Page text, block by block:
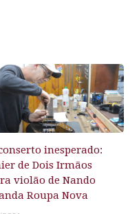
inesperado:
de Dois Irmãos
violão de Nando
Roupa Nova